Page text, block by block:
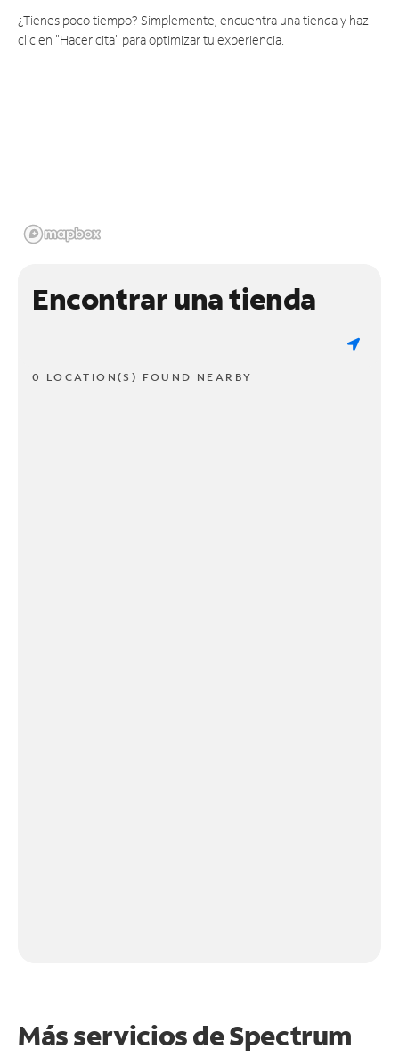
¿Tienes poco tiempo? Simplemente, encuentra una tienda y haz
clic en "Hacer cita" para optimizar tu experiencia.
Encontrar una tienda
0 LOCATION(S) FOUND NEARBY
Más servicios de Spectrum